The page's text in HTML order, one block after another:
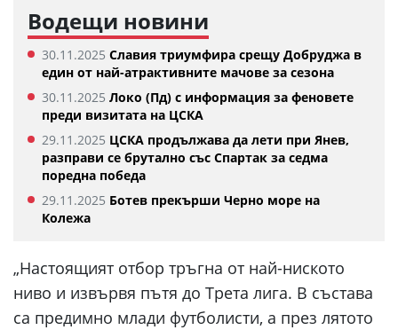
Водещи новини
30.11.2025 Славия триумфира срещу Добруджа в
един от най-атрактивните мачове за сезона
30.11.2025 Локо (Пд) с информация за феновете
преди визитата на ЦСКА
29.11.2025 ЦСКА продължава да лети при Янев,
разправи се брутално със Спартак за седма
поредна победа
29.11.2025 Ботев прекърши Черно море на
Колежа
„Настоящият отбор тръгна от най-ниското
ниво и извървя пътя до Трета лига. В състава
са предимно млади футболисти, а през лятото